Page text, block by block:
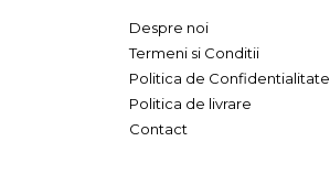
Despre noi
Termeni si Conditii
Politica de Confidentialitate
Politica de livrare
Contact